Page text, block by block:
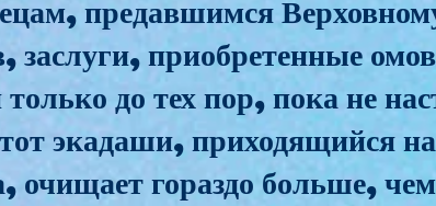
приобретенные
до тех пор, пока не
экадаши, приходящийся
очищает гораздо больше,